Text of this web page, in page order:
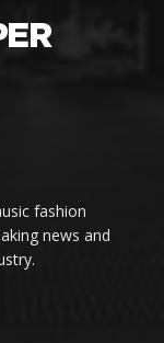
fashion
news and